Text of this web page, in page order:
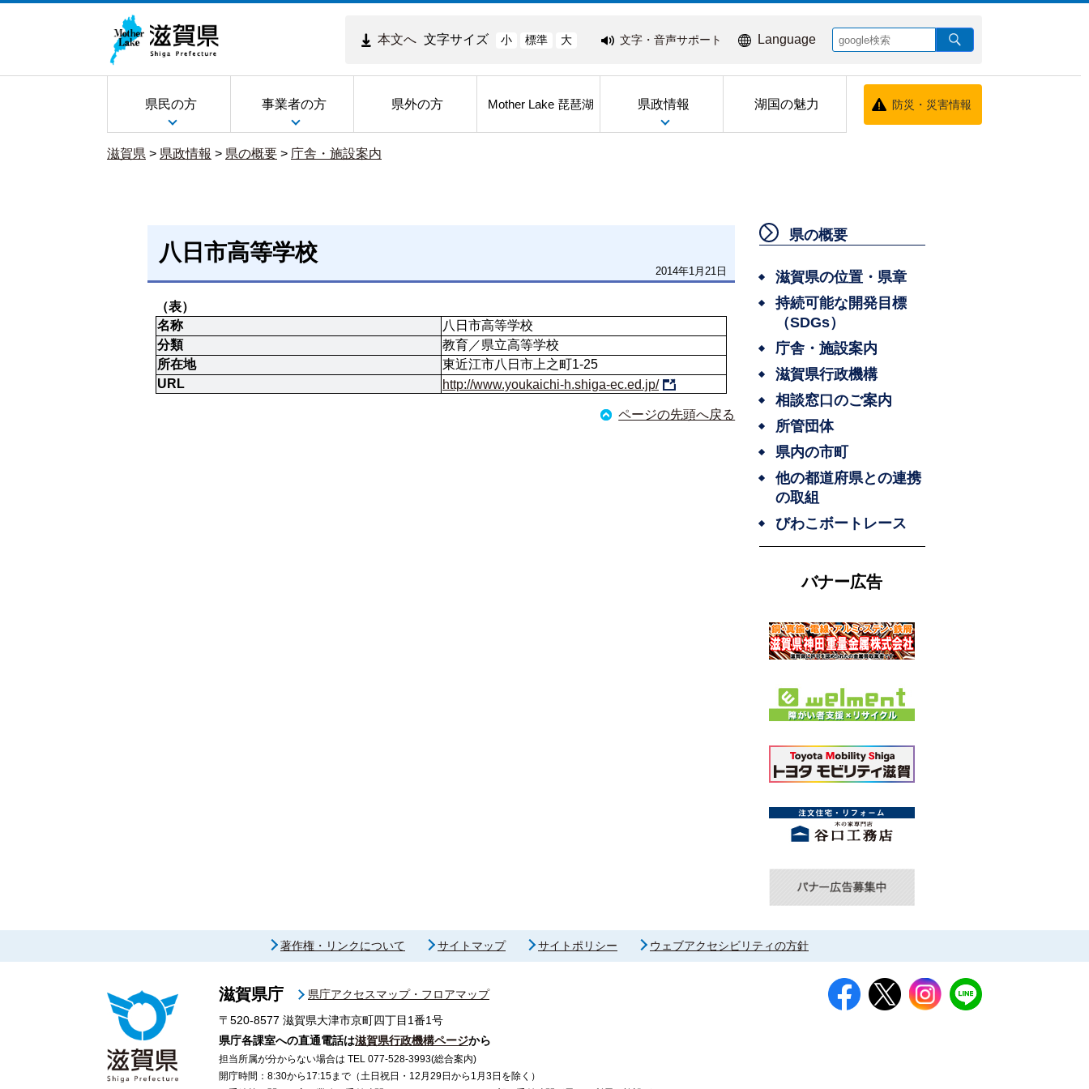
本文へ 文字サイズ 小 標準 大 文字・音声サポート Language
県民の方 事業者の方 県外の方 Mother Lake 琵琶湖 県政情報 湖国の魅力 防災・災害情報
滋賀県 > 県政情報 > 県の概要 > 庁舎・施設案内
八日市高等学校
2014年1月21日
（表）
名称
八日市高等学校
分類
教育／県立高等学校
所在地
東近江市八日市上之町1-25
URL
http://www.youkaichi-h.shiga-ec.ed.jp/
ページの先頭へ戻る
県の概要
滋賀県の位置・県章
持続可能な開発目標
（SDGs）
庁舎・施設案内
滋賀県行政機構
相談窓口のご案内
所管団体
県内の市町
他の都道府県との連携
の取組
びわこボートレース
バナー広告
著作権・リンクについて サイトマップ サイトポリシー ウェブアクセシビリティの方針
滋賀県庁
県庁アクセスマップ・フロアマップ
〒520-8577 滋賀県大津市京町四丁目1番1号
県庁各課室への直通電話は滋賀県行政機構ページから
担当所属が分からない場合は TEL 077-528-3993(総合案内)
開庁時間：8:30から17:15まで（土日祝日・12月29日から1月3日を除く）